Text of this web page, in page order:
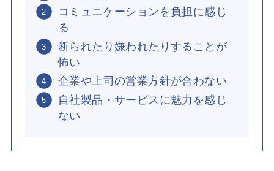
コミュニケーションを負担に感じ
る
断られたり嫌われたりすることが
怖い
企業や上司の営業方針が合わない
自社製品・サービスに魅力を感じ
ない